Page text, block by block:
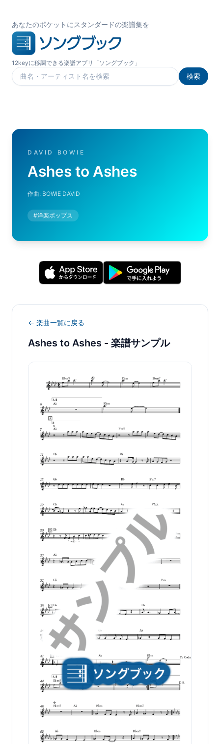
あなたのポケットにスタンダードの楽譜集を
12keyに移調できる楽譜アプリ「ソングブック」
楽曲を検索
検索
DAVID BOWIE
Ashes to Ashes
作曲: BOWIE DAVID
#洋楽ポップス
← 楽曲一覧に戻る
Ashes to Ashes - 楽譜サンプル